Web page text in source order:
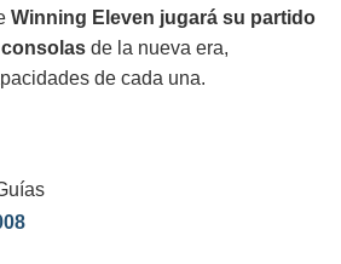
Winning Eleven jugará su partido
de la nueva era,
de cada una.